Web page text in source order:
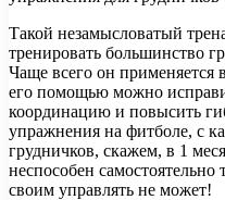
Такой незамысловатый
тренировать большинство
Чаще всего он применяется
его помощью можно
координацию и повысить
упражнения на фитболе, с
грудничков, скажем, в 1
неспособен самостоятельно
своим управлять не может!